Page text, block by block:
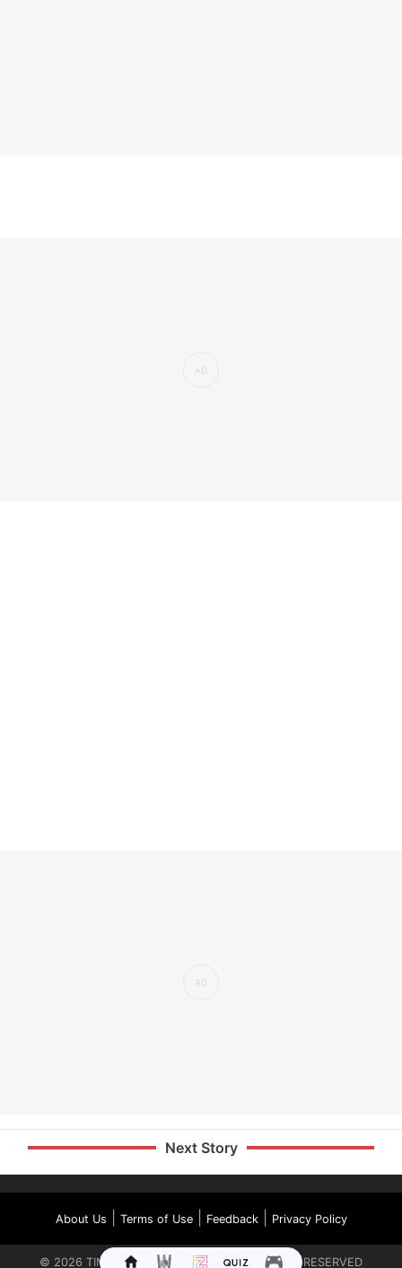
Next Story
About Us Terms of Use| Feedback| Privacy Policy
© 2026 TIMES INTERNET LIMITED. ALL RIGHTS RESERVED